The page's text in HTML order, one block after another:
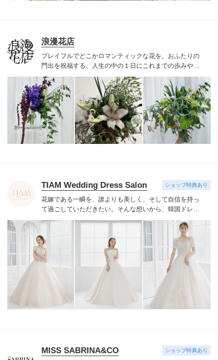
浪漫花店
プレイフルでどこかロマンティックな花を。 おふたりの
門出を祝福する、人生の中の１日にこれまでの歩みやこ
れからの想いが花でも表現されることでさらに輝く景色
が生まれますようにお話を伺い、打ち合わせを重ねなが
らおふたりだけのシーンを一緒につくり上げていけたら
と思います
TIAM Wedding Dress Salon ショップ特典あり
花嫁である一瞬を、誰よりも美しく、 そして自信を持っ
て過ごしていただきたい。 そんな想いから、韓国ドレス
を中心にこだわりのドレスをセレクトしてお待ちしてお
MISS SABRINA&CO ショップ特典あり